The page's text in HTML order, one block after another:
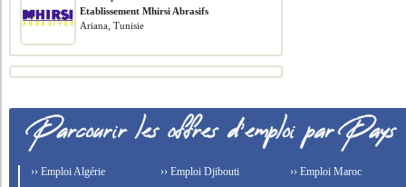
Etablissement Mhirsi Abrasifs
Ariana, Tunisie
›› Emploi Algérie
›› Emploi Djibouti
›› Emploi Maroc